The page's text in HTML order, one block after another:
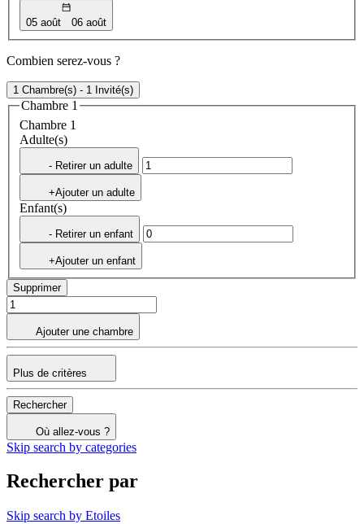
05 août 06 août
Combien serez-vous ?
1 Chambre(s) - 1 Invité(s)
Chambre 1
Chambre 1
Adulte(s)
- Retirer un adulte
+Ajouter un adulte
Enfant(s)
- Retirer un enfant
+Ajouter un enfant
Supprimer
Ajouter une chambre
Plus de critères
Rechercher
Où allez-vous ?
Skip search by categories
Rechercher par
Skip search by Etoiles